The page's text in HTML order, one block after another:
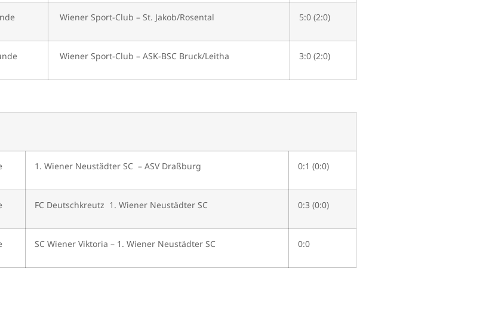
Wiener Sport-Club – St. Jakob/Rosental 5:0 (2:0)
Wiener Sport-Club – ASK-BSC Bruck/Leitha 3:0 (2:0)
1. Wiener Neustädter SC – ASV Draßburg 0:1 (0:0)
FC Deutschkreutz 1. Wiener Neustädter SC 0:3 (0:0)
SC Wiener Viktoria – 1. Wiener Neustädter SC 0:0